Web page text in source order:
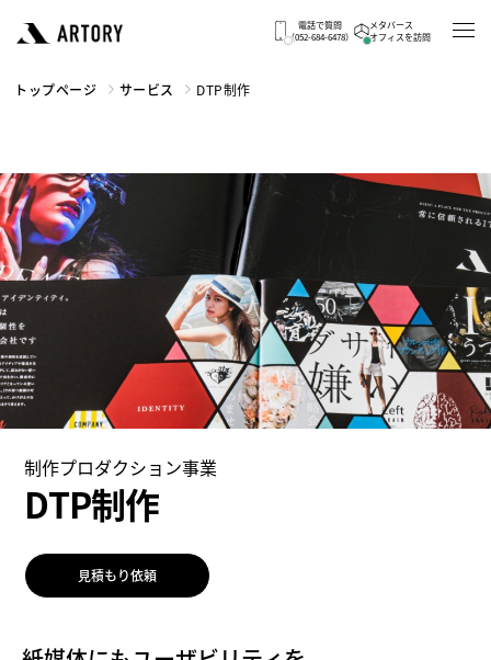
電話で質問
（052-684-6478）
メタバース
オフィスを訪問
トップページ サービス DTP制作
制作プロダクション事業
DTP制作
見積もり依頼